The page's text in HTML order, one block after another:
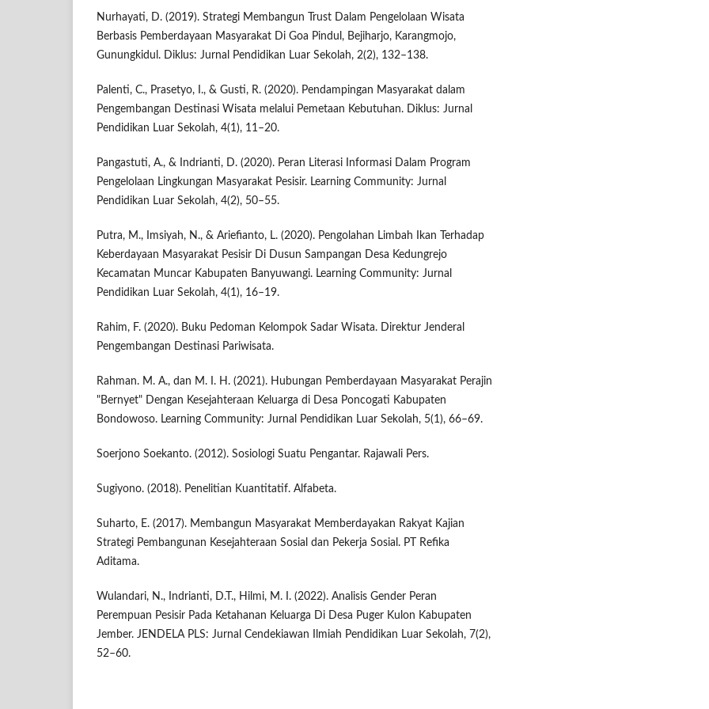
Nurhayati, D. (2019). Strategi Membangun Trust Dalam Pengelolaan Wisata
Berbasis Pemberdayaan Masyarakat Di Goa Pindul, Bejiharjo, Karangmojo,
Gunungkidul. Diklus: Jurnal Pendidikan Luar Sekolah, 2(2), 132–138.
Palenti, C., Prasetyo, I., & Gusti, R. (2020). Pendampingan Masyarakat dalam
Pengembangan Destinasi Wisata melalui Pemetaan Kebutuhan. Diklus: Jurnal
Pendidikan Luar Sekolah, 4(1), 11–20.
Pangastuti, A., & Indrianti, D. (2020). Peran Literasi Informasi Dalam Program
Pengelolaan Lingkungan Masyarakat Pesisir. Learning Community: Jurnal
Pendidikan Luar Sekolah, 4(2), 50–55.
Putra, M., Imsiyah, N., & Ariefianto, L. (2020). Pengolahan Limbah Ikan Terhadap
Keberdayaan Masyarakat Pesisir Di Dusun Sampangan Desa Kedungrejo
Kecamatan Muncar Kabupaten Banyuwangi. Learning Community: Jurnal
Pendidikan Luar Sekolah, 4(1), 16–19.
Rahim, F. (2020). Buku Pedoman Kelompok Sadar Wisata. Direktur Jenderal
Pengembangan Destinasi Pariwisata.
Rahman. M. A., dan M. I. H. (2021). Hubungan Pemberdayaan Masyarakat Perajin
"Bernyet" Dengan Kesejahteraan Keluarga di Desa Poncogati Kabupaten
Bondowoso. Learning Community: Jurnal Pendidikan Luar Sekolah, 5(1), 66–69.
Soerjono Soekanto. (2012). Sosiologi Suatu Pengantar. Rajawali Pers.
Sugiyono. (2018). Penelitian Kuantitatif. Alfabeta.
Suharto, E. (2017). Membangun Masyarakat Memberdayakan Rakyat Kajian
Strategi Pembangunan Kesejahteraan Sosial dan Pekerja Sosial. PT Refika
Aditama.
Wulandari, N., Indrianti, D.T., Hilmi, M. I. (2022). Analisis Gender Peran
Perempuan Pesisir Pada Ketahanan Keluarga Di Desa Puger Kulon Kabupaten
Jember. JENDELA PLS: Jurnal Cendekiawan Ilmiah Pendidikan Luar Sekolah, 7(2),
52–60.